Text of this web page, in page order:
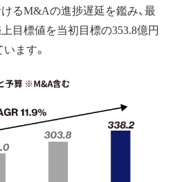
るM&Aの進捗遅延を鑑み、最
目標値を当初目標の353.8億円
ます。